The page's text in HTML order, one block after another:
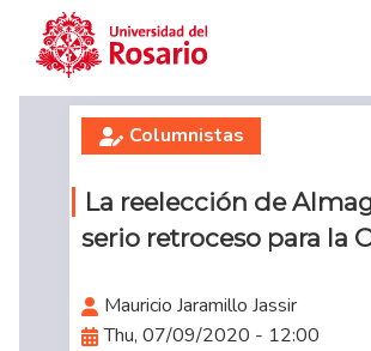
Skip to main content
Columnistas
La reelección de
serio retroceso para la
Mauricio Jaramillo Jassir
Thu, 07/09/2020 - 12:00